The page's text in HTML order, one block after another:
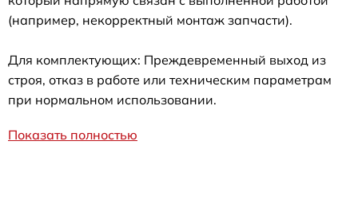
(например, некорректный монтаж запчасти).
Для комплектующих: Преждевременный выход из
строя, отказ в работе или техническим параметрам
при нормальном использовании.
Показать полностью